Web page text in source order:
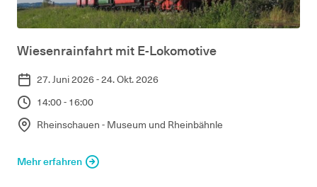
Wiesenrainfahrt mit E-Lokomotive
27. Juni 2026 - 24. Okt. 2026
14:00 - 16:00
Rheinschauen - Museum und Rheinbähnle
Mehr erfahren